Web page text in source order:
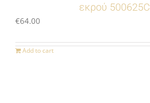
εκρού 500625C
€64.00
Add to cart